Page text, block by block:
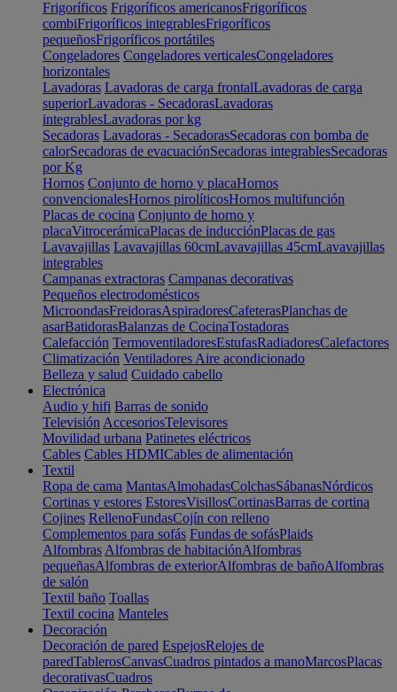
Frigoríficos Frigoríficos americanosFrigoríficos
combiFrigoríficos integrablesFrigoríficos
pequeñosFrigoríficos portátiles
Congeladores Congeladores verticalesCongeladores
horizontales
Lavadoras Lavadoras de carga frontalLavadoras de carga
superiorLavadoras - SecadorasLavadoras
integrablesLavadoras por kg
Secadoras Lavadoras - SecadorasSecadoras con bomba de
calorSecadoras de evacuaciónSecadoras integrablesSecadoras
por Kg
Hornos Conjunto de horno y placaHornos
convencionalesHornos pirolíticosHornos multifunción
Placas de cocina Conjunto de horno y
placaVitrocerámicaPlacas de inducciónPlacas de gas
Lavavajillas Lavavajillas 60cmLavavajillas 45cmLavavajillas
integrables
Campanas extractoras Campanas decorativas
Pequeños electrodomésticos
MicroondasFreidorasAspiradoresCafeterasPlanchas de
asarBatidorasBalanzas de CocinaTostadoras
Calefacción TermoventiladoresEstufasRadiadoresCalefactores
Climatización Ventiladores Aire acondicionado
Belleza y salud Cuidado cabello
Electrónica
Audio y hifi Barras de sonido
Televisión AccesoriosTelevisores
Movilidad urbana Patinetes eléctricos
Cables Cables HDMICables de alimentación
Textil
Ropa de cama MantasAlmohadasColchasSábanasNórdicos
Cortinas y estores EstoresVisillosCortinasBarras de cortina
Cojines RellenoFundasCojín con relleno
Complementos para sofás Fundas de sofásPlaids
Alfombras Alfombras de habitaciónAlfombras
pequeñasAlfombras de exteriorAlfombras de bañoAlfombras
de salón
Textil baño Toallas
Textil cocina Manteles
Decoración
Decoración de pared EspejosRelojes de
paredTablerosCanvasCuadros pintados a manoMarcosPlacas
decorativasCuadros